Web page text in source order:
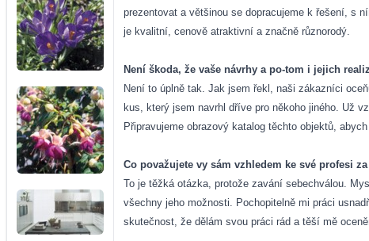
prezentovat a většinou se dopracujeme k řešení, s
je kvalitní, cenově atraktivní a značně různorodý.
Není škoda, že vaše návrhy a po-tom i jejich
Není to úplně tak. Jak jsem řekl, naši zákazníci
kus, který jsem navrhl dříve pro někoho jiného. Už
Připravujeme obrazový katalog těchto objektů,
Co považujete vy sám vzhledem ke své profesi
To je těžká otázka, protože zavání sebechválou.
všechny jeho možnosti. Pochopitelně mi práci
skutečnost, že dělám svou práci rád a těší mě